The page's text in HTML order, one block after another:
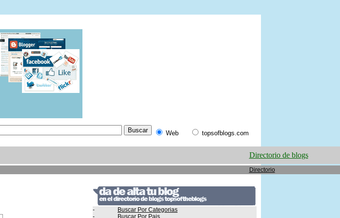
Web topsofblogs.com
Directorio de blogs
Directorio
-
Buscar Por Categorias
-
Buscar Por Pais